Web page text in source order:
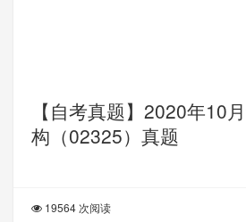
【自考真题】2020年10
构（02325）真题
19564 次阅读